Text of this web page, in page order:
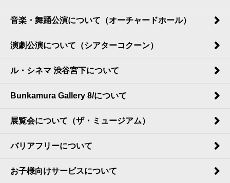
音楽・舞踊公演について（オーチャードホール）
演劇公演について（シアターコクーン）
ル・シネマ 渋谷宮下について
Bunkamura Gallery 8/について
展覧会について（ザ・ミュージアム）
バリアフリーについて
お子様向けサービスについて